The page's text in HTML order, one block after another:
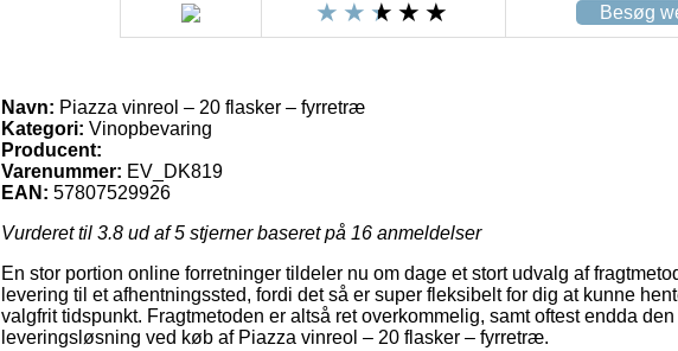
Besøg
Navn: Piazza vinreol – 20 flasker – fyrretræ
Kategori: Vinopbevaring
Producent:
Varenummer: EV_DK819
EAN: 57807529926
Vurderet til 3.8 ud af 5 stjerner baseret på 16 anmeldelser
En stor portion online forretninger tildeler nu om dage et stort udvalg af
levering til et afhentningssted, fordi det så er super fleksibelt for dig at kunne
valgfrit tidspunkt. Fragtmetoden er altså ret overkommelig, samt oftest endda
leveringsløsning ved køb af Piazza vinreol – 20 flasker – fyrretræ.